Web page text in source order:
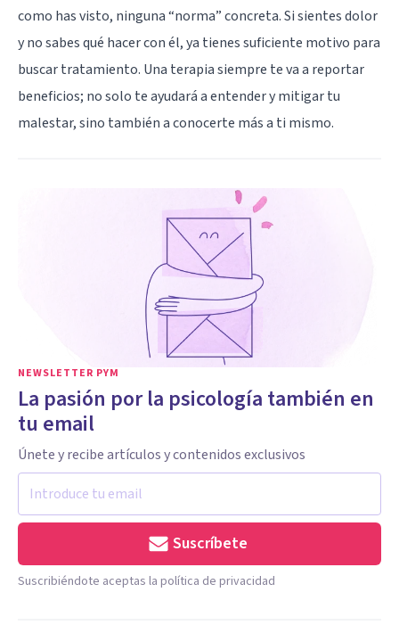
como has visto, ninguna “norma” concreta. Si sientes dolor
y no sabes qué hacer con él, ya tienes suficiente motivo para
buscar tratamiento. Una terapia siempre te va a reportar
beneficios; no solo te ayudará a entender y mitigar tu
malestar, sino también a conocerte más a ti mismo.
NEWSLETTER PYM
La pasión por la psicología también en
tu email
Únete y recibe artículos y contenidos exclusivos
Suscríbete
Suscribiéndote aceptas la política de privacidad